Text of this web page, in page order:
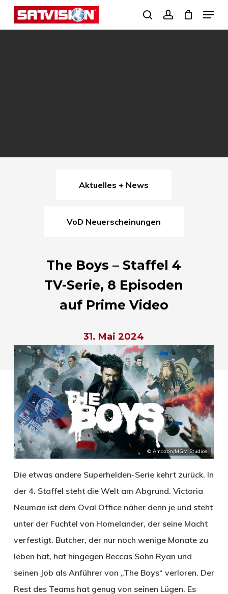
Skip
search
Menu
Aktuelles + News
VoD Neuerscheinungen
The Boys – Staffel 4
TV-Serie, 8 Episoden
auf Prime Video
31. Mai 2024
© Amazon/MGM Studios
Die etwas andere Superhelden-Serie kehrt zurück. In
der 4. Staffel steht die Welt am Abgrund. Victoria
Neuman ist dem Oval Office näher denn je und steht
unter der Fuchtel von Homelander, der seine Macht
verfestigt. Butcher, der nur noch wenige Monate zu
leben hat, hat hingegen Beccas Sohn Ryan und
seinen Job als Anführer von „The Boys“ verloren. Der
Rest des Teams hat genug von seinen Lügen. Es